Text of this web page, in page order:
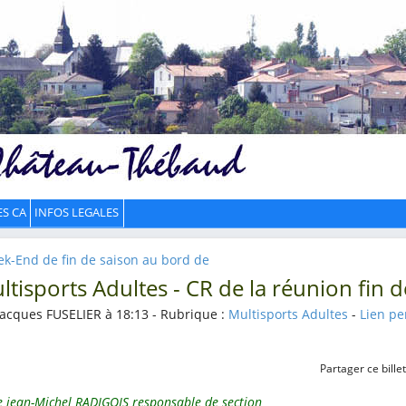
CA INFOS LEGALES
End de fin de saison au bord de
Adultes - CR de la réunion fin
FUSELIER à 18:13 - Rubrique : Multisports Adultes - Lien
Partager ce
jean-Michel RADIGOIS responsable de section